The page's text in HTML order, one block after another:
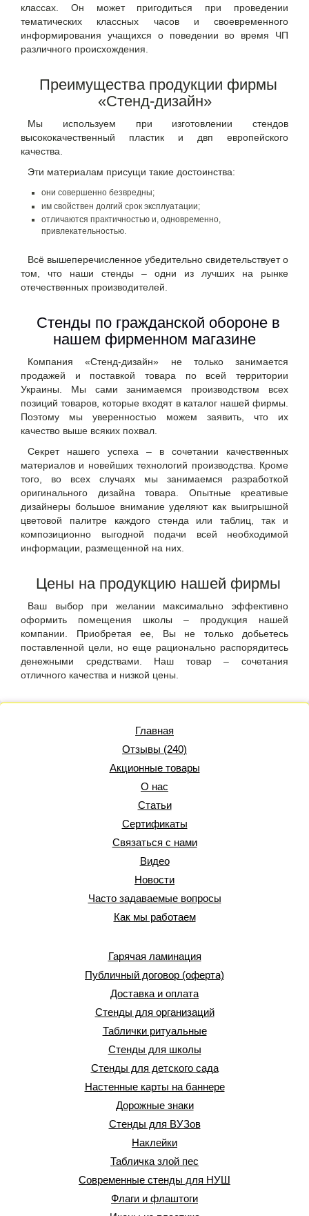
классах. Он может пригодиться при проведении
тематических классных часов и своевременного
информирования учащихся о поведении во время ЧП
различного происхождения.
Преимущества продукции фирмы
«Стенд-дизайн»
Мы используем при изготовлении стендов
высококачественный пластик и двп европейского
качества.
Эти материалам присущи такие достоинства:
они совершенно безвредны;
им свойствен долгий срок эксплуатации;
отличаются практичностью и, одновременно,
привлекательностью.
Всё вышеперечисленное убедительно свидетельствует о
том, что наши стенды – одни из лучших на рынке
отечественных производителей.
Стенды по гражданской обороне в
нашем фирменном магазине
Компания «Стенд-дизайн» не только занимается
продажей и поставкой товара по всей территории
Украины. Мы сами занимаемся производством всех
позиций товаров, которые входят в каталог нашей фирмы.
Поэтому мы уверенностью можем заявить, что их
качество выше всяких похвал.
Секрет нашего успеха – в сочетании качественных
материалов и новейших технологий производства. Кроме
того, во всех случаях мы занимаемся разработкой
оригинального дизайна товара. Опытные креативые
дизайнеры большое внимание уделяют как выигрышной
цветовой палитре каждого стенда или таблиц, так и
композиционно выгодной подачи всей необходимой
информации, размещенной на них.
Цены на продукцию нашей фирмы
Ваш выбор при желании максимально эффективно
оформить помещения школы – продукция нашей
компании. Приобретая ее, Вы не только добьетесь
поставленной цели, но еще рационально распорядитесь
денежными средствами. Наш товар – сочетания
отличного качества и низкой цены.
Главная
Отзывы (240)
Акционные товары
О нас
Статьи
Сертификаты
Связаться с нами
Видео
Новости
Часто задаваемые вопросы
Как мы работаем
Гарячая ламинация
Публичный договор (оферта)
Доставка и оплата
Стенды для организаций
Таблички ритуальные
Стенды для школы
Стенды для детского сада
Настенные карты на баннере
Дорожные знаки
Стенды для ВУЗов
Наклейки
Табличка злой пес
Современные стенды для НУШ
Флаги и флаштоги